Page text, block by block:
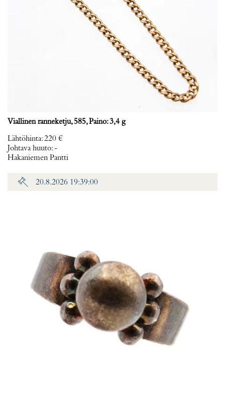
Viallinen ranneketju, 585, Paino: 3,4 g
Lähtöhinta:220 €
Johtava huuto:-
Hakaniemen Pantti
20.8.2026 19:39:00